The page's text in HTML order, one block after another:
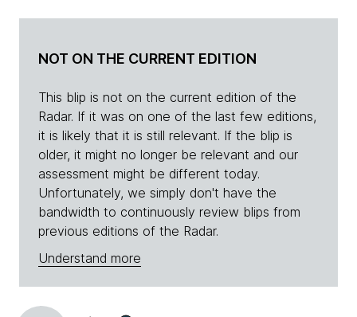
NOT ON THE CURRENT EDITION
This blip is not on the current edition of the
Radar. If it was on one of the last few editions,
it is likely that it is still relevant. If the blip is
older, it might no longer be relevant and our
assessment might be different today.
Unfortunately, we simply don't have the
bandwidth to continuously review blips from
previous editions of the Radar.
Understand more